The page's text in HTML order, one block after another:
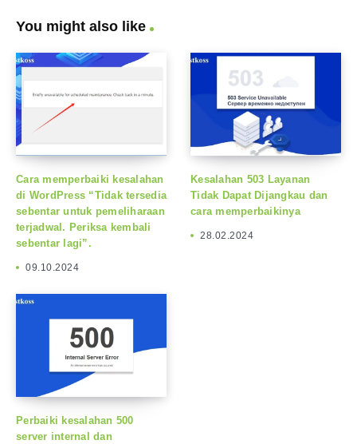
You might also like
Cara memperbaiki kesalahan
di WordPress “Tidak tersedia
sebentar untuk pemeliharaan
terjadwal. Periksa kembali
sebentar lagi”.
09.10.2024
Kesalahan 503 Layanan
Tidak Dapat Dijangkau dan
cara memperbaikinya
28.02.2024
Perbaiki kesalahan 500
server internal dan